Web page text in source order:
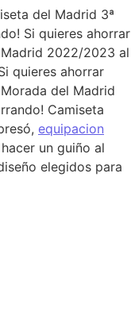
del Madrid 3ª
Si quieres ahorrar
2022/2023 al
quieres ahorrar
del Madrid
Camiseta
equipacion
un guiño al
elegidos para